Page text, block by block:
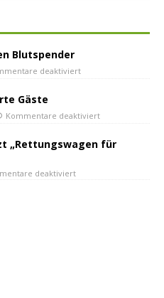
Blutspender
deaktiviert
Gäste
Kommentare deaktiviert
„Rettungswagen für
deaktiviert